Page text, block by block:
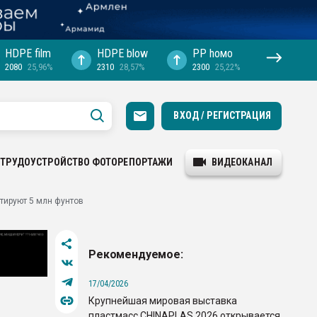
HDPE film
2080 25,96%
HDPE blow
2310 28,57%
PP hомо
2300 25,22%
ВХОД / РЕГИСТРАЦИЯ
ТРУДОУСТРОЙСТВО ФОТОРЕПОРТАЖИ ВИДЕОКАНАЛ
5 млн фунтов
Рекомендуемое:
17/04/2026
Крупнейшая мировая выставка